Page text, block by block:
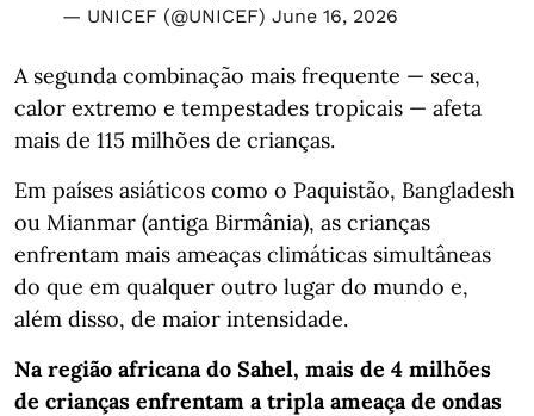
— UNICEF (@UNICEF) June 16, 2026
A segunda combinação mais frequente — seca,
calor extremo e tempestades tropicais — afeta
mais de 115 milhões de crianças.
Em países asiáticos como o Paquistão, Bangladesh
ou Mianmar (antiga Birmânia), as crianças
enfrentam mais ameaças climáticas simultâneas
do que em qualquer outro lugar do mundo e,
além disso, de maior intensidade.
Na região africana do Sahel, mais de 4 milhões
de crianças enfrentam a tripla ameaça de ondas